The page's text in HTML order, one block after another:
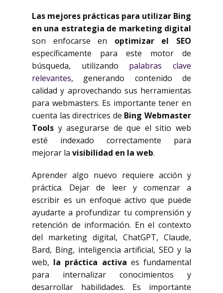
Las mejores prácticas para utilizar Bing
en una estrategia de marketing digital
son enfocarse en optimizar el SEO
específicamente para este motor de
búsqueda, utilizando palabras clave
relevantes, generando contenido de
calidad y aprovechando sus herramientas
para webmasters. Es importante tener en
cuenta las directrices de Bing Webmaster
Tools y asegurarse de que el sitio web
esté indexado correctamente para
mejorar la visibilidad en la web.
Aprender algo nuevo requiere acción y
práctica. Dejar de leer y comenzar a
escribir es un enfoque activo que puede
ayudarte a profundizar tu comprensión y
retención de información. En el contexto
del marketing digital, ChatGPT, Claude,
Bard, Bing, inteligencia artificial, SEO y la
web, la práctica activa es fundamental
para internalizar conocimientos y
desarrollar habilidades. Es importante